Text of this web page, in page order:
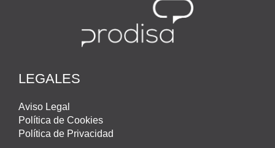
LEGALES
Aviso Legal
Política de Cookies
Política de Privacidad